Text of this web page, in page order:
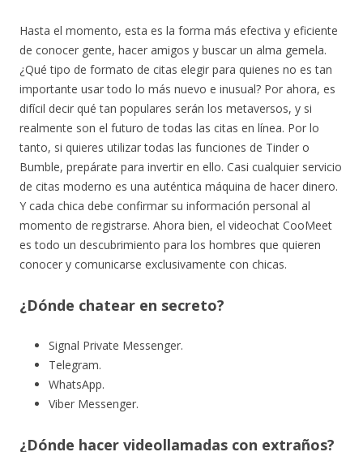
Hasta el momento, esta es la forma más efectiva y eficiente
de conocer gente, hacer amigos y buscar un alma gemela.
¿Qué tipo de formato de citas elegir para quienes no es tan
importante usar todo lo más nuevo e inusual? Por ahora, es
difícil decir qué tan populares serán los metaversos, y si
realmente son el futuro de todas las citas en línea. Por lo
tanto, si quieres utilizar todas las funciones de Tinder o
Bumble, prepárate para invertir en ello. Casi cualquier servicio
de citas moderno es una auténtica máquina de hacer dinero.
Y cada chica debe confirmar su información personal al
momento de registrarse. Ahora bien, el videochat CooMeet
es todo un descubrimiento para los hombres que quieren
conocer y comunicarse exclusivamente con chicas.
¿Dónde chatear en secreto?
Signal Private Messenger.
Telegram.
WhatsApp.
Viber Messenger.
¿Dónde hacer videollamadas con extraños?